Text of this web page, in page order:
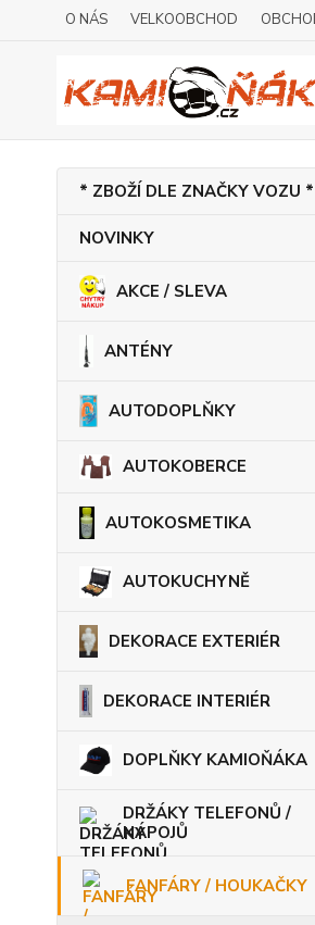
O NÁS VELKOOBCHOD
* ZBOŽÍ DLE ZNAČKY VOZU *
NOVINKY
AKCE / SLEVA
ANTÉNY
AUTODOPLŇKY
AUTOKOBERCE
AUTOKOSMETIKA
AUTOKUCHYNĚ
DEKORACE EXTERIÉR
DEKORACE INTERIÉR
DOPLŇKY KAMIOŇÁKA
DRŽÁKY TELEFONŮ /
NÁPOJŮ
FANFÁRY / HOUKAČKY